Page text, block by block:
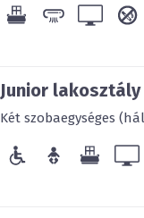
Junior lakosztály
Két szobaegységes